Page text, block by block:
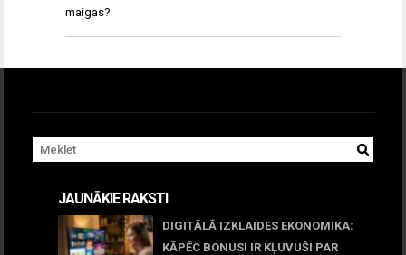
maigas?
JAUNĀKIE RAKSTI
DIGITĀLĀ IZKLAIDES EKONOMIKA:
KĀPĒC BONUSI IR KĻUVUŠI PAR